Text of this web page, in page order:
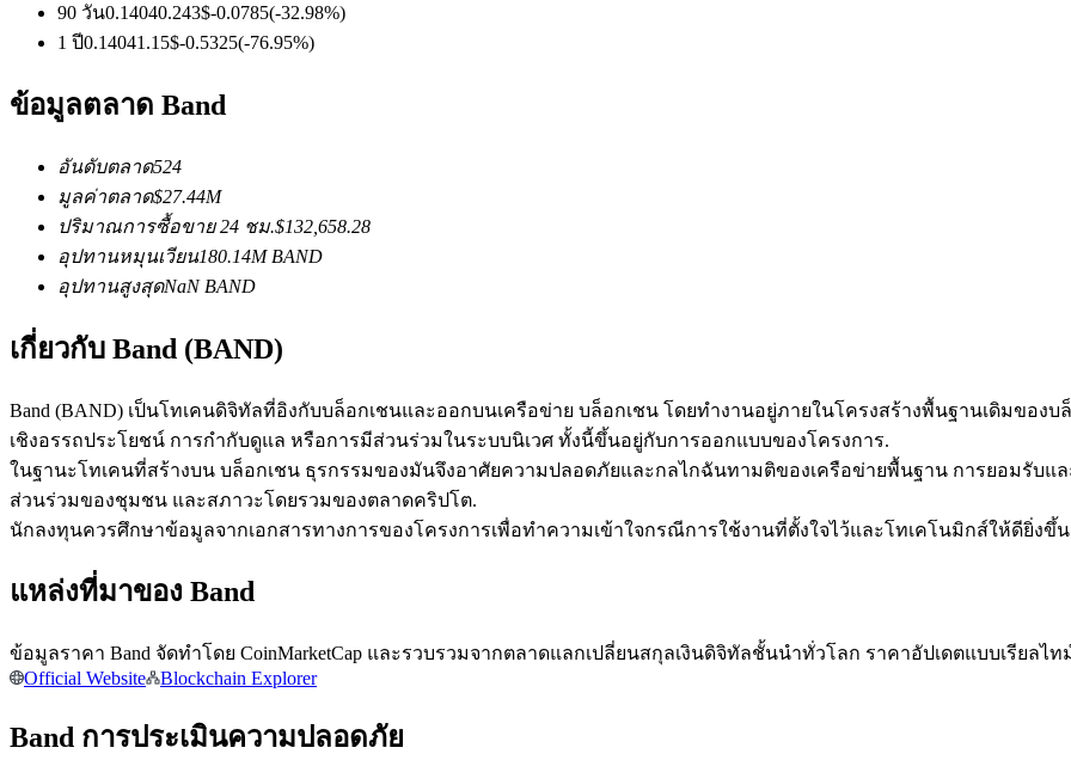
ฟิวเจอร์สที่ใช้ USDC เป็นหลักประกัน
คัดลอกการซื้อขาย
เข้าร่วมกับเทรดเดอร์ชั้นนำ
เป็นเทรดเดอร์คัดลอก
90 วัน0.14040.243$-0.0785(-32.98%)
1 ปี0.14041.15$-0.5325(-76.95%)
ข้อมูลตลาด Band
อันดับตลาด524
มูลค่าตลาด$27.44M
ปริมาณการซื้อขาย 24 ชม.$132,658.28
อุปทานหมุนเวียน180.14M BAND
อุปทานสูงสุดNaN BAND
เกี่ยวกับ Band (BAND)
Band (BAND) เป็นโทเคนดิจิทัลที่อิงกับบล็อกเชนและออกบนเครือข่าย บล็อกเชน โดยทำงานอยู่ภายในโครงสร้างพื้นฐานเดิมขอ
เชิงอรรถประโยชน์ การกำกับดูแล หรือการมีส่วนร่วมในระบบนิเวศ ทั้งนี้ขึ้นอยู่กับการออกแบบของโครงการ.
ในฐานะโทเคนที่สร้างบน บล็อกเชน ธุรกรรมของมันจึงอาศัยความปลอดภัยและกลไกฉันทามติของเครือข่ายพื้นฐาน การยอมรับ
ส่วนร่วมของชุมชน และสภาวะโดยรวมของตลาดคริปโต.
นักลงทุนควรศึกษาข้อมูลจากเอกสารทางการของโครงการเพื่อทำความเข้าใจกรณีการใช้งานที่ตั้งใจไว้และโทเคโนมิกส์ให้ดียิ่งขึ้น
แหล่งที่มาของ Band
ข้อมูลราคา Band จัดทำโดย CoinMarketCap และรวบรวมจากตลาดแลกเปลี่ยนสกุลเงินดิจิทัลชั้นนำทั่วโลก ราคาอัปเดตแบบเรียล
Official Website
Blockchain Explorer
Band การประเมินความปลอดภัย